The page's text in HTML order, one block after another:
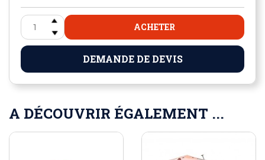
ACHETER
DEMANDE DE DEVIS
A DÉCOUVRIR ÉGALEMENT ...